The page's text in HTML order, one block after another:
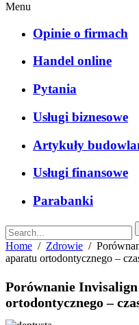
Menu
Opinie o firmach
Handel online
Pytania
Usługi biznesowe
Artykuły
Usługi finansowe
Parabanki
Home / Zdrowie /
aparatu ortodontycznego –
Porównanie
ortodontycznego –